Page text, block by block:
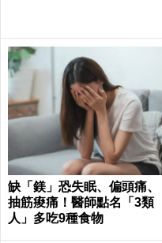
缺「鎂」恐失眠、偏頭痛、
抽筋痠痛！醫師點名「3類
人」多吃9種食物